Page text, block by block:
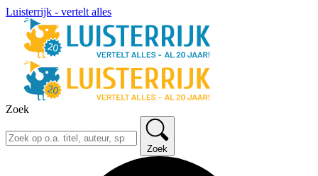
Luisterrijk - vertelt alles
Zoek
Zoek